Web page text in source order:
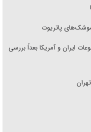
پاتریوت
ایران و آمریکا بعداً بررسی